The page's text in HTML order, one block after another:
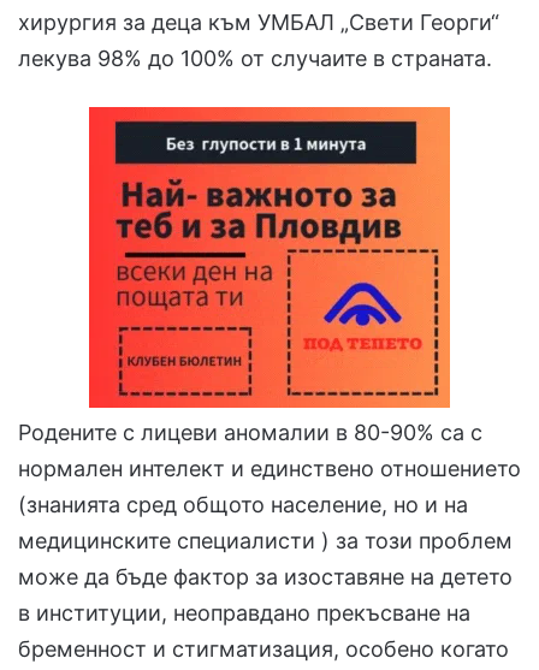
хирургия за деца към УМБАЛ „Свети Георги“
лекува 98% до 100% от случаите в страната.
Родените с лицеви аномалии в 80-90% са с
нормален интелект и единствено отношението
(знанията сред общото население, но и на
медицинските специалисти ) за този проблем
може да бъде фактор за изоставяне на детето
в институции, неоправдано прекъсване на
бременност и стигматизация, особено когато